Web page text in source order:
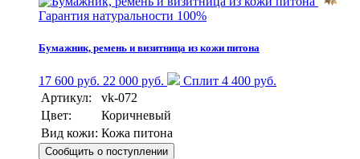
Гарантия натуральности 100%
Бумажник, ремень и визитница из кожи питона
17 600 руб. 22 000 руб.
Сплит 4 400 руб.
Артикул:
vk-072
Цвет:
Коричневый
Вид кожи: Кожа питона
Сообщить о поступлении